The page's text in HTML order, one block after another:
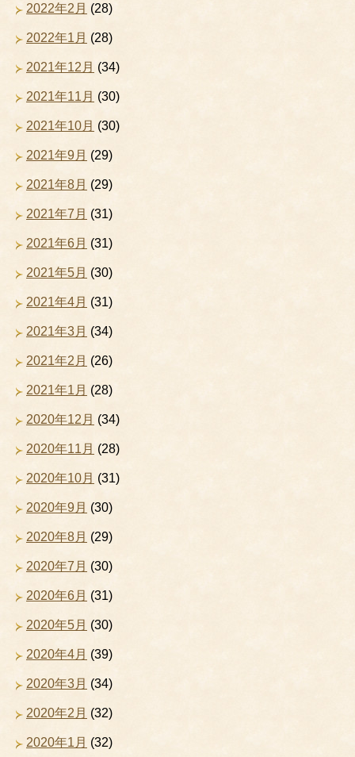
2022年2月 (28)
2022年1月 (28)
2021年12月 (34)
2021年11月 (30)
2021年10月 (30)
2021年9月 (29)
2021年8月 (29)
2021年7月 (31)
2021年6月 (31)
2021年5月 (30)
2021年4月 (31)
2021年3月 (34)
2021年2月 (26)
2021年1月 (28)
2020年12月 (34)
2020年11月 (28)
2020年10月 (31)
2020年9月 (30)
2020年8月 (29)
2020年7月 (30)
2020年6月 (31)
2020年5月 (30)
2020年4月 (39)
2020年3月 (34)
2020年2月 (32)
2020年1月 (32)